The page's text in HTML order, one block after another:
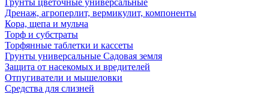
Грунты цветочные универсальные
Дренаж, агроперлит, вермикулит, компоненты
Кора, щепа и мульча
Торф и субстраты
Торфянные таблетки и кассеты
Грунты универсальные Садовая земля
Защита от насекомых и вредителей
Отпугиватели и мышеловки
Средства для слизней